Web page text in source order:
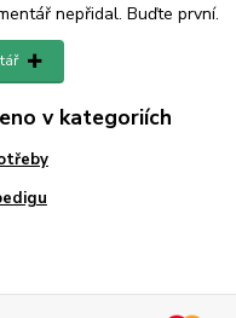
nepřidal. Buďte první.
v kategoriích